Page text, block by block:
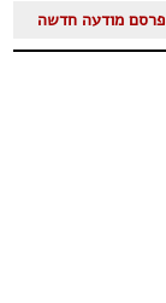
פרסם מודעה חדשה